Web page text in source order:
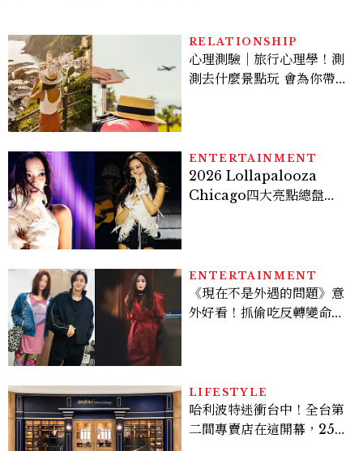
RELATIONSHIP
心理測驗｜旅行心理學！測
測去什麼景點玩 會為你帶來
ENTERTAINMENT
2026 Lollapalooza
Chicago四大亮點總盤
ENTERTAINMENT
《現在不是外遇的問題》意
外好看！抓偷吃反轉變命
看點懶人包
LIFESTYLE
哈利波特迷衝台中！全台第
二間專賣店在這開幕，25週